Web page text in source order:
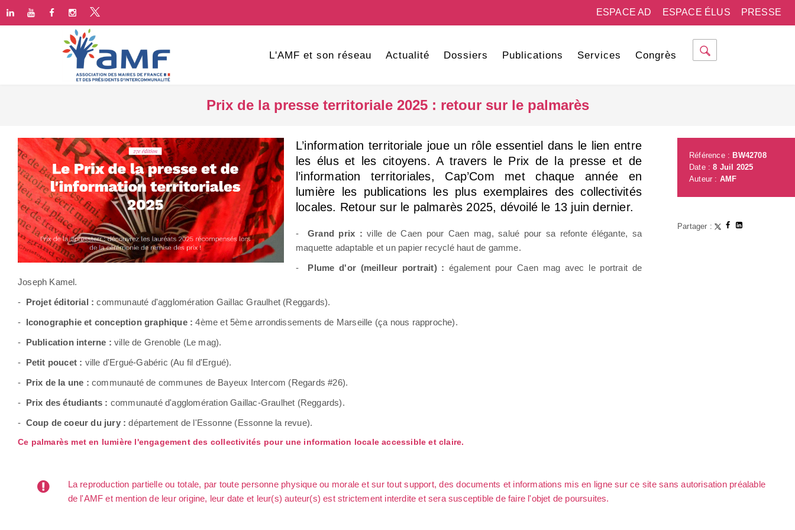
PRESSE
ESPACE ÉLUS
ESPACE AD
L'AMF et son réseau Actualité Dossiers Publications Services Congrès
Prix de la presse territoriale 2025 : retour sur le palmarès
L’information territoriale joue un rôle essentiel dans le lien entre
les élus et les citoyens. A travers le Prix de la presse et de
l’information territoriales, Cap’Com met chaque année en
lumière les publications les plus exemplaires des collectivités
locales. Retour sur le palmarès 2025, dévoilé le 13 juin dernier.
- Grand prix : ville de Caen pour Caen mag, salué pour sa refonte élégante, sa
maquette adaptable et un papier recyclé haut de gamme.
- Plume d'or (meilleur portrait) : également pour Caen mag avec le portrait de
Joseph Kamel.
- Projet éditorial : communauté d'agglomération Gaillac Graulhet (Reggards).
- Iconographie et conception graphique : 4ème et 5ème arrondissements de Marseille (ça nous rapproche).
- Publication interne : ville de Grenoble (Le mag).
- Petit poucet : ville d'Ergué-Gabéric (Au fil d'Ergué).
- Prix de la une : communauté de communes de Bayeux Intercom (Regards #26).
- Prix des étudiants : communauté d'agglomération Gaillac-Graulhet (Reggards).
- Coup de coeur du jury : département de l'Essonne (Essonne la revue).
Ce palmarès met en lumière l'engagement des collectivités pour une information locale accessible et claire.
Référence : BW42708
Date :8 Juil 2025
Auteur : AMF
Partager :
La reproduction partielle ou totale, par toute personne physique ou morale et sur tout support, des documents et informations mis en ligne sur ce site sans autorisation préalable
de l'AMF et mention de leur origine, leur date et leur(s) auteur(s) est strictement interdite et sera susceptible de faire l'objet de poursuites.